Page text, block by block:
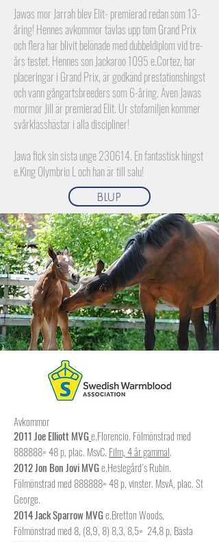
Jawas mor Jarrah blev Elit- premierad redan som 13-
åring! Hennes avkommor tävlas upp tom Grand Prix
och flera har blivit belönade med dubbeldiplom vid tre-
års testet. Hennes son Jackaroo 1095 e.Cortez, har
placeringar i Grand Prix, är godkänd prestationshingst
och vann gångartsbreeders som 6-åring. Även Jawas
mormor Jill är premierad Elit. Ur stofamiljen kommer
svårklasshästar i alla discipliner!
Jawa fick sin sista unge 230614. En fantastisk hingst
e.King Olymbrio L och han är till salu!
BLUP
Avkommor
2011 Joe Elliott MVGe.Florencio. Fölmönstrad med
888888= 48 p, plac. MsvC. Film, 4 år gammal.
2012 Jon Bon Jovi MVGe.Heslegård´s Rubin.
Fölmönstrad med 888888= 48 p, vinster. MsvA, plac. St
George.
2014 Jack Sparrow MVGe.Bretton Woods.
Fölmönstrad med 8, (8,9, 8) 8,3, 8,5= 24,8 p, Bästa